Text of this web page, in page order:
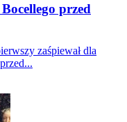
przed
zaśpiewał dla